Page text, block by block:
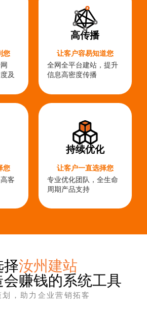
您
及
高传播
让客户容易知道您
全网全平台建站，提升
信息高密度传播
您
客
持续优化
让客户一直选择您
专业优化团队，全生命
周期产品支持
择汝州建站
会赚钱的系统工具
划，助力企业营销拓客